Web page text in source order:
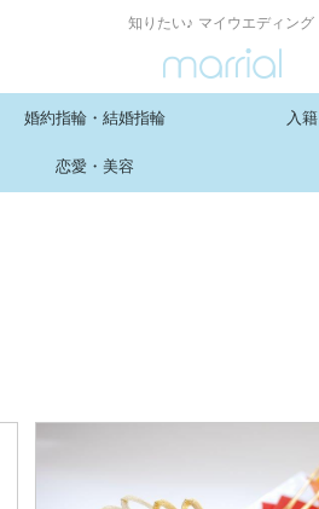
知りたい♪ マイウエディング
婚約指輪・結婚指輪 入籍
恋愛・美容